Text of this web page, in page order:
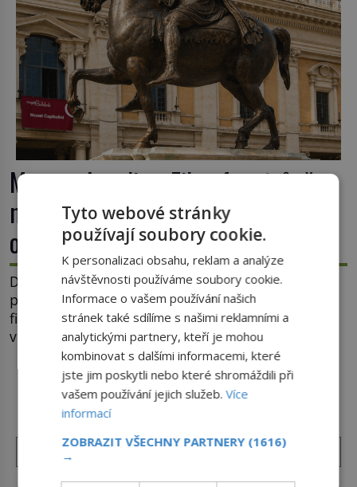
Marcus Aurelius: Filozof na trůně,
nebo unavený vládce závislý na
opiu?
Dějiny si římského císaře Marca Aurelia (121–180)
pamatují jako moudrého vládce s vášní pro
filozofii, byť musíme tuto moudrost vnímat
v kontextu jeho postavení i doby, ve které žil.
Máme však nyní rozbít tuto obecně přijímanou
pravdu na padrť a prohlásit, že to byl jen životem
unavený a drogou ovládaný muž? Marcus Aurelius
byl zastáncem stoicismu, učení, […]
DALŠÍ ČLÁNKY Z RUBRIKY ›
Tyto webové stránky
používají soubory cookie.
K personalizaci obsahu, reklam a analýze
návštěvnosti používáme soubory cookie.
Informace o vašem používání našich
stránek také sdílíme s našimi reklamními a
analytickými partnery, kteří je mohou
kombinovat s dalšími informacemi, které
jste jim poskytli nebo které shromáždili při
vašem používání jejich služeb.Více
informací
ZOBRAZIT VŠECHNY PARTNERY (1616)
→